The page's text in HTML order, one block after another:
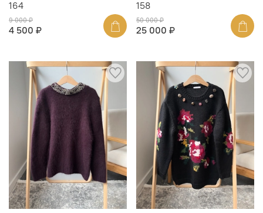
164
9 000 ₽
4 500 ₽
158
50 000 ₽
25 000 ₽